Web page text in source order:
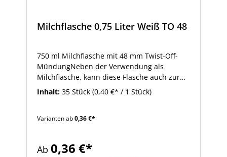
Milchflasche 0,75 Liter Weiß TO 48
750 ml Milchflasche mit 48 mm Twist-Off-
MündungNeben der Verwendung als
Milchflasche, kann diese Flasche auch zur
Abfüllung von Fruchtsaft, Sirup oder
Dressing verwendet werden. Diese
Abfüllung von Saft oder Milchprodukten,
finden Sie im Zubehör.
Inhalt: 35 Stück (0,40 €* / 1 Stück)
Varianten ab0,36 €*
Ab 0,36 €*